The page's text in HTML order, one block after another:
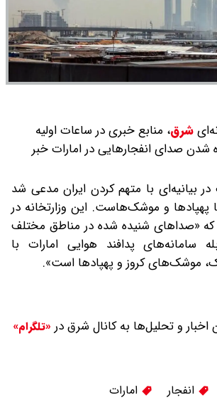
شرق، منابع خبری در ساعات اولیه
صدای انفجارهایی در امارات خبر
در بیانیه‌ای با متهم کردن ایران مدعی شد
پهپادها و موشک‌هاست. این وزارتخانه در
که «صداهای شنیده شده در مناطق مختلف
سامانه‌های پدافند هوایی امارات با
موشک‌های کروز و پهپادها است».
اخبار و تحلیل‌ها به کانال شرق در «تلگرام»
انفجار امارات